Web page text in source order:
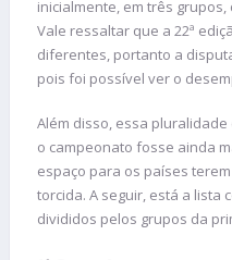
inicialmente, em três
Vale ressaltar que a 22ª
diferentes, portanto a
pois foi possível ver o
Além disso, essa
o campeonato fosse ainda
espaço para os países
torcida. A seguir, está a lista
divididos pelos grupos da